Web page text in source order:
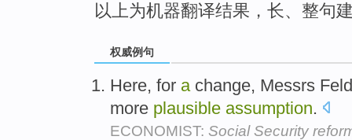
以上为机器翻译结果，长、整句
权威例句
Here, for a change, Messrs
more plausible assumption.
ECONOMIST: Social Security